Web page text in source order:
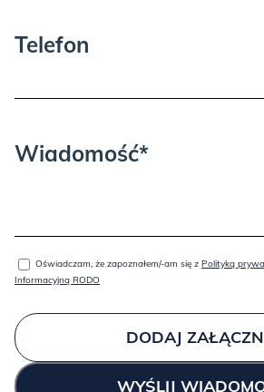
Telefon
Wiadomość*
Oświadczam, że zapoznałem/-am się z Polityką
Informacyjną RODO
DODAJ